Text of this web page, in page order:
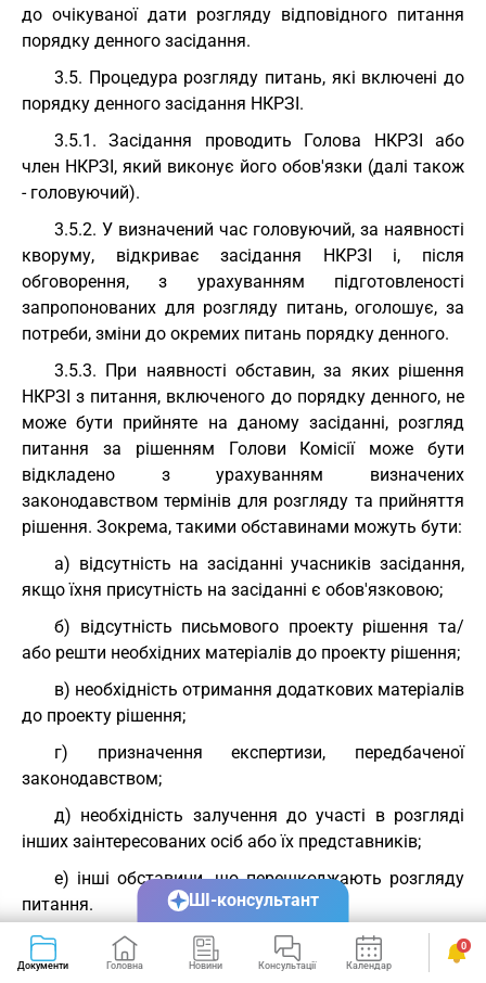
до очікуваної дати розгляду відповідного питання
порядку денного засідання.
3.5. Процедура розгляду питань, які включені до
порядку денного засідання НКРЗІ.
3.5.1. Засідання проводить Голова НКРЗІ або
член НКРЗІ, який виконує його обов'язки (далі також
- головуючий).
3.5.2. У визначений час головуючий, за наявності
кворуму, відкриває засідання НКРЗІ і, після
обговорення, з урахуванням підготовленості
запропонованих для розгляду питань, оголошує, за
потреби, зміни до окремих питань порядку денного.
3.5.3. При наявності обставин, за яких рішення
НКРЗІ з питання, включеного до порядку денного, не
може бути прийняте на даному засіданні, розгляд
питання за рішенням Голови Комісії може бути
відкладено з урахуванням визначених
законодавством термінів для розгляду та прийняття
рішення. Зокрема, такими обставинами можуть бути:
а) відсутність на засіданні учасників засідання,
якщо їхня присутність на засіданні є обов'язковою;
б) відсутність письмового проекту рішення та/
або решти необхідних матеріалів до проекту рішення;
в) необхідність отримання додаткових матеріалів
до проекту рішення;
г) призначення експертизи, передбаченої
законодавством;
д) необхідність залучення до участі в розгляді
інших заінтересованих осіб або їх представників;
е) інші обставини, що перешкоджають розгляду
питання.
3.5.4. Розгляд питання починається з виступу
посадової особи НКРЗІ, УДЦР або члена НКРЗІ, які
Документи Головна Новини Консультації Календар Сервіси
0
ШІ-консультант